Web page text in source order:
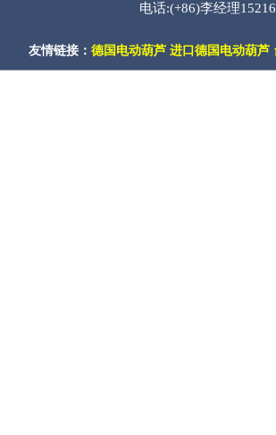
电话:(+86)李经理
友情链接： 德国电动葫芦 进口德国电动葫芦